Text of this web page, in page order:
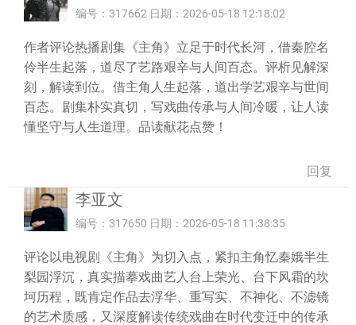
编号：317662 日期：2026-05-18 12:18:02
作者评论热播剧集《主角》立足于时代长河，借秦腔名
伶半生起落，道尽了艺路艰辛与人间百态。评析见解深
刻，解读到位。借主角人生起落，道出学艺艰辛与世间
百态。剧集朴实真切，写戏曲传承与人间冷暖，让人读
懂坚守与人生道理。品读献花点赞！
回复
李亚文
编号：317650 日期：2026-05-18 11:38:35
评论以电视剧《主角》为切入点，紧扣主角忆秦娥半生
梨园浮沉，真实描摹戏曲艺人台上荣光、台下风霜的坎
坷历程，既肯定作品去浮华、重写实、不神化、不滤镜
的艺术质感，又深度解读传统戏曲在时代变迁中的传承